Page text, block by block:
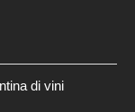
di vini